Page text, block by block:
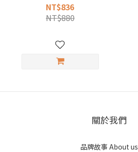
NT$836
NT$880
關於我們
品牌故事 About us